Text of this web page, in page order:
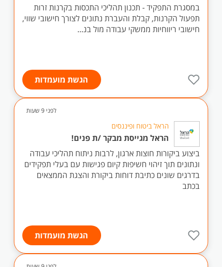
במסגרת התפקיד - תכנון תהליכי התכסות בקרנות זרות
תפעול הקרנות, קבלת והעברת נתונים לצורך חישובי שווי,
חישובי ריווחיות ממשקי עבודה מול בנ...
הגשת מועמדות
לפני 9 שעות
הראל ביטוח ופיננסים
הראל מגייסת מבקר /ת פנים!
ביצוע ביקורות חוצות ארגון, לרבות ניתוח תהליכי עבודה
ונתונים תוך זיהוי חשיפות קיום פגישות עם בעלי תפקידים
בדרגים שונים כתיבת דוחות ביקורת והצגת הממצאים
בכתב
הגשת מועמדות